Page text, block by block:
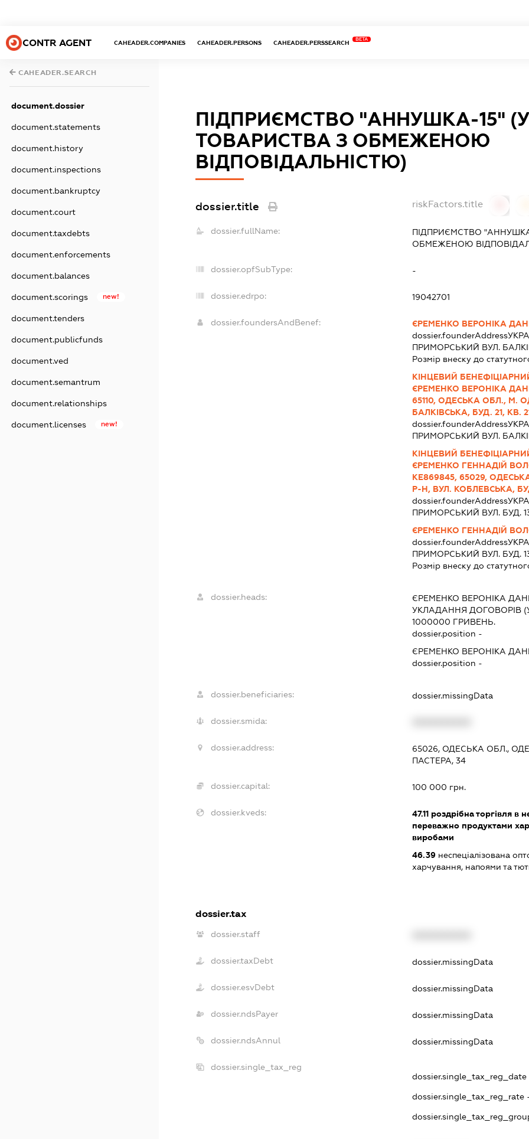
CONTR AGENT CAHEADER.COMPANIES CAHEADER.PERSONS CAHEADER.PERSSEARCH
BETA
CAHEADER.SEARCH
document.dossier
document.statements
document.history
document.inspections
document.bankruptcy
document.court
document.taxdebts
document.enforcements
document.balances
document.scorings new!
document.tenders
document.publicfunds
document.ved
document.semantrum
document.relationships
document.licenses new!
ПІДПРИЄМСТВО "АННУШКА-15"
ТОВАРИСТВА З ОБМЕЖЕНОЮ
ВІДПОВІДАЛЬНІСТЮ)
dossier.title riskFactors.title
dossier.fullName:
ПІДПРИЄМСТВО
ОБМЕЖЕНОЮ
dossier.opfSubType: -
dossier.edrpo: 19042701
dossier.foundersAndBenef:
ЄРЕМЕНКО ВЕРОНІКА
dossier.founderAddress
ПРИМОРСЬКИЙ ВУЛ.
Розмір внеску до
КІНЦЕВИЙ
ЄРЕМЕНКО ВЕРОНІКА
65110, ОДЕСЬКА ОБЛ., М.
БАЛКІВСЬКА, БУД. 21, КВ.
dossier.founderAddress
ПРИМОРСЬКИЙ ВУЛ.
КІНЦЕВИЙ
ЄРЕМЕНКО ГЕННАДІЙ
КЕ869845, 65029,
Р-Н, ВУЛ. КОБЛЕВСЬКА,
dossier.founderAddress
ПРИМОРСЬКИЙ ВУЛ. БУД.
ЄРЕМЕНКО ГЕННАДІЙ
dossier.founderAddress
ПРИМОРСЬКИЙ ВУЛ. БУД.
Розмір внеску до
dossier.heads: ЄРЕМЕНКО ВЕРОНІКА
УКЛАДАННЯ ДОГОВОРІВ
1000000 ГРИВЕНЬ.
dossier.position -
ЄРЕМЕНКО ВЕРОНІКА
dossier.position -
dossier.beneficiaries: dossier.missingData
dossier.smida:
dossier.address:
65026, ОДЕСЬКА ОБЛ.,
ПАСТЕРА, 34
dossier.capital: 100 000 грн.
dossier.kveds: 47.11 роздрібна торгівля в
переважно продуктами
виробами
46.39 неспеціалізована
харчування, напоями та
dossier.tax
dossier.staff
dossier.taxDebt dossier.missingData
dossier.esvDebt dossier.missingData
dossier.ndsPayer dossier.missingData
dossier.ndsAnnul dossier.missingData
dossier.single_tax_reg
dossier.single_tax_reg_date -
dossier.single_tax_reg_rate